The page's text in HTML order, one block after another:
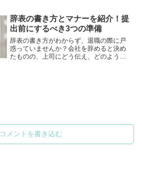
届は手書きが望ましいです。とはいえ手
書きでキレイに文字を書く...
辞表の書き方とマナーを紹介！提
出前にするべき3つの準備
辞表の書き方がわからず、退職の際に戸
惑っていませんか？会社を辞めると決め
たものの、上司にどう伝え、どのように
コメントを書き込む